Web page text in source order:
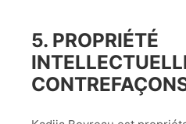
5. PROPRIÉTÉ